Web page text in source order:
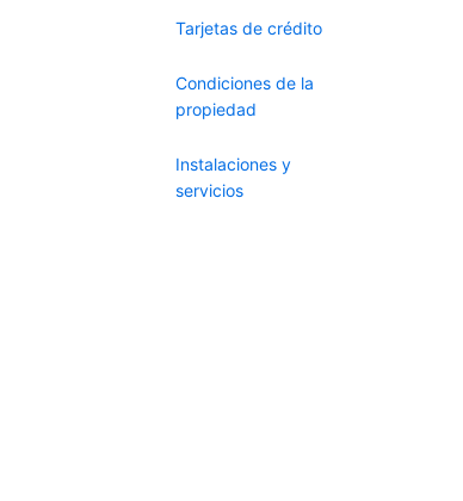
Tarjetas de crédito
Condiciones de la
propiedad
Instalaciones y
servicios